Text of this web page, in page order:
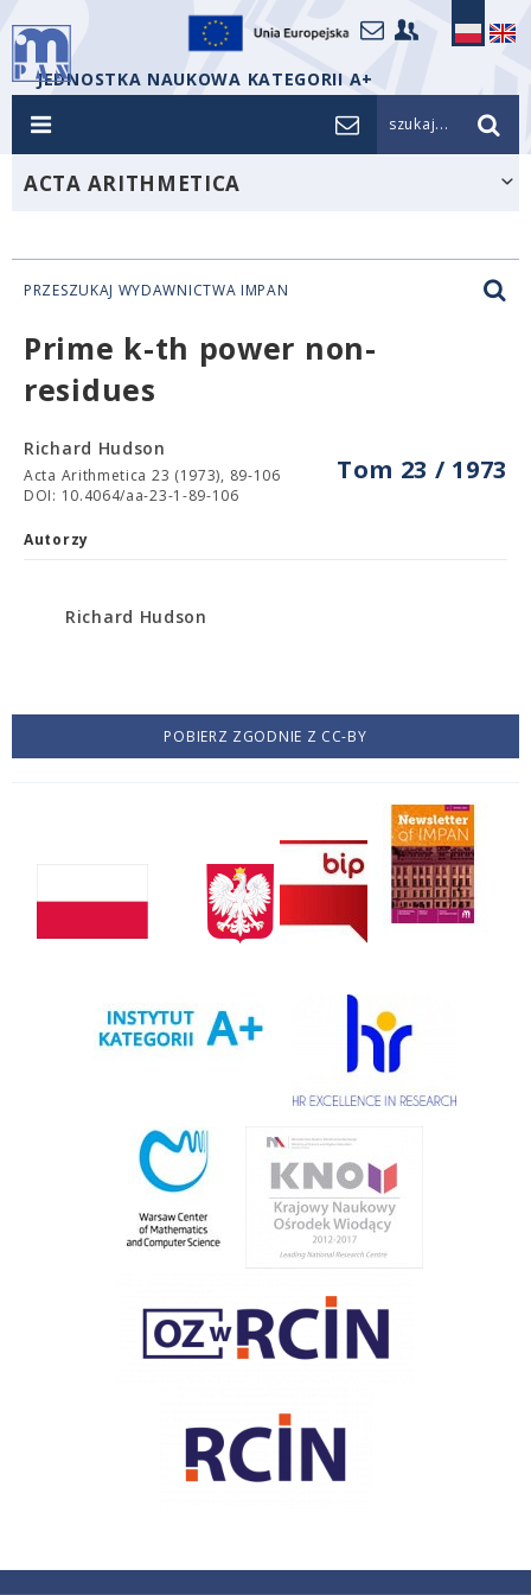
JEDNOSTKA NAUKOWA KATEGORII A+
szukaj...
ACTA ARITHMETICA
PRZESZUKAJ WYDAWNICTWA IMPAN
Prime k-th power non-
residues
Tom 23 / 1973
Richard Hudson
Acta Arithmetica 23 (1973), 89-106
DOI: 10.4064/aa-23-1-89-106
Autorzy
Richard Hudson
POBIERZ ZGODNIE Z CC-BY